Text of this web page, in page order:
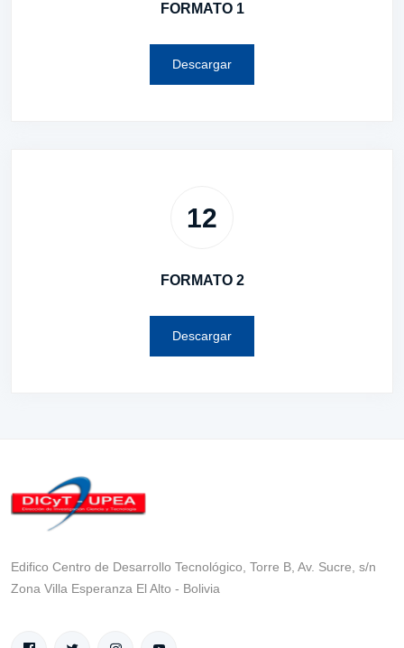
FORMATO 1
Descargar
12
FORMATO 2
Descargar
Edifico Centro de Desarrollo Tecnológico, Torre B, Av. Sucre, s/n
Zona Villa Esperanza El Alto - Bolivia